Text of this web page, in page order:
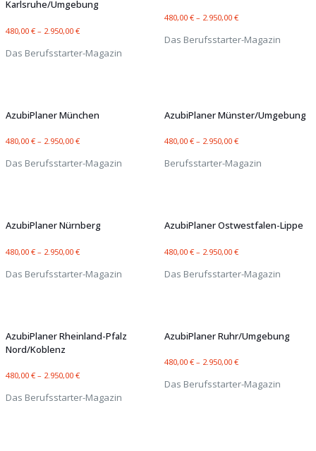
Karlsruhe/Umgebung
480,00 € – 2.950,00 €
Das Berufsstarter-Magazin
480,00 €– 2.950,00 €
Das Berufsstarter-Magazin
AzubiPlaner München
480,00 € – 2.950,00 €
Das Berufsstarter-Magazin
AzubiPlaner Münster/Umgebung
480,00 €– 2.950,00 €
Berufsstarter-Magazin
AzubiPlaner Nürnberg
480,00 € – 2.950,00 €
Das Berufsstarter-Magazin
AzubiPlaner Ostwestfalen-Lippe
480,00 €– 2.950,00 €
Das Berufsstarter-Magazin
AzubiPlaner Rheinland-Pfalz
Nord/Koblenz
480,00 € – 2.950,00 €
Das Berufsstarter-Magazin
AzubiPlaner Ruhr/Umgebung
480,00 €– 2.950,00 €
Das Berufsstarter-Magazin